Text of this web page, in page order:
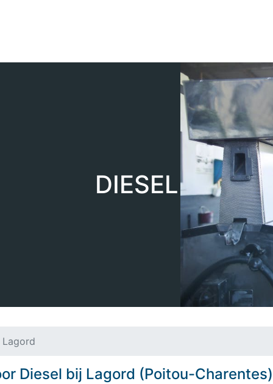
DIESEL
Lagord
Diesel bij Lagord (Poitou-Charentes)